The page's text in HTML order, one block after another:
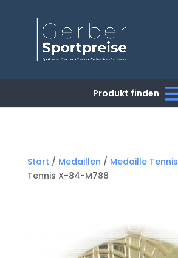
Start / Medaillen / Medaille Tennis
Tennis X-84-M788